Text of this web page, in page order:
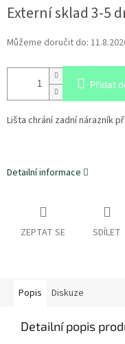
cena:
Externí sklad 3-5
Můžeme doručit do:
Přidat
Lišta chrání zadní nárazník
Detailní informace
ZEPTAT SE SDÍLET
Popis Diskuze
Detailní popis